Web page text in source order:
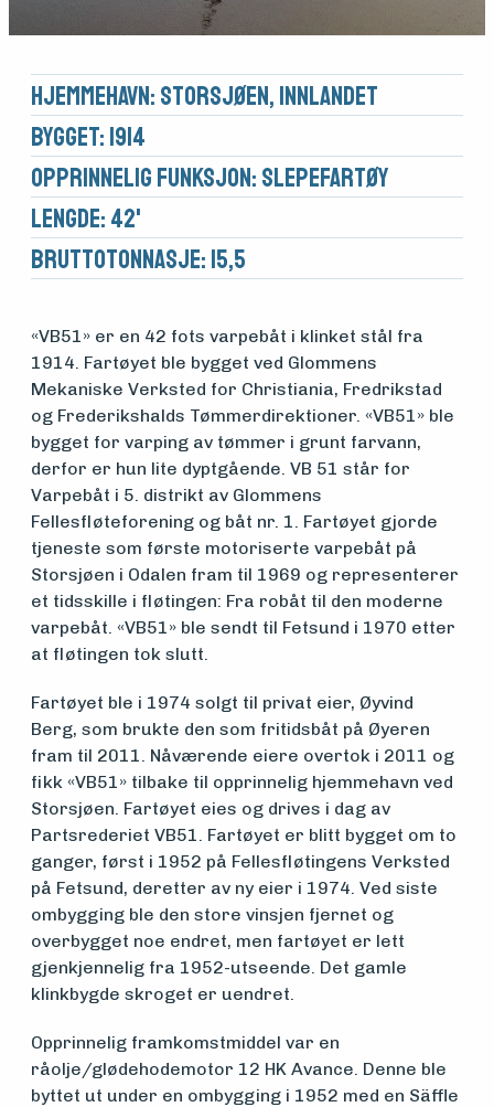
Medlemsfartøy
Søk
om
midler
Vern,
vedlikehold
og drift
Om
foreningen
Aktuelt
Arrangementer
Hjemmehavn: Storsjøen, Innlandet
Bygget: 1914
Opprinnelig funksjon: Slepefartøy
Lengde: 42'
Brutto­tonnasje: 15,5
«VB51» er en 42 fots varpebåt i klinket stål fra
1914. Fartøyet ble bygget ved Glommens
Mekaniske Verksted for Christiania, Fredrikstad
og Frederikshalds Tømmerdirektioner. «VB51» ble
bygget for varping av tømmer i grunt farvann,
derfor er hun lite dyptgående. VB 51 står for
Varpebåt i 5. distrikt av Glommens
Fellesfløteforening og båt nr. 1. Fartøyet gjorde
tjeneste som første motoriserte varpebåt på
Storsjøen i Odalen fram til 1969 og representerer
et tidsskille i fløtingen: Fra robåt til den moderne
varpebåt. «VB51» ble sendt til Fetsund i 1970 etter
at fløtingen tok slutt.
Fartøyet ble i 1974 solgt til privat eier, Øyvind
Berg, som brukte den som fritidsbåt på Øyeren
fram til 2011. Nåværende eiere overtok i 2011 og
fikk «VB51» tilbake til opprinnelig hjemmehavn ved
Storsjøen. Fartøyet eies og drives i dag av
Partsrederiet VB51. Fartøyet er blitt bygget om to
ganger, først i 1952 på Fellesfløtingens Verksted
på Fetsund, deretter av ny eier i 1974. Ved siste
ombygging ble den store vinsjen fjernet og
overbygget noe endret, men fartøyet er lett
gjenkjennelig fra 1952-utseende. Det gamle
klinkbygde skroget er uendret.
Opprinnelig framkomstmiddel var en
råolje/glødehodemotor 12 HK Avance. Denne ble
byttet ut under en ombygging i 1952 med en Säffle